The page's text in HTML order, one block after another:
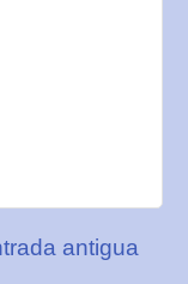
antigua